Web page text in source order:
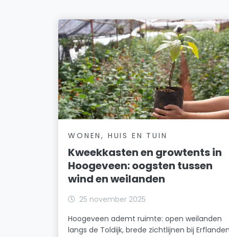
WONEN, HUIS EN TUIN
Kweekkasten en growtents in
Hoogeveen: oogsten tussen
wind en weilanden
25 november 2025
Hoogeveen ademt ruimte: open weilanden
langs de Toldijk, brede zichtlijnen bij